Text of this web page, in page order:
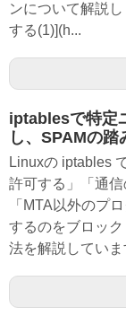
ンについて解説
する(1)](h...
iptablesで特定
し、SPAMの
Linuxの iptables
許可する」「通信
「MTA以外のプ
するのをブロッ
法を解説していま